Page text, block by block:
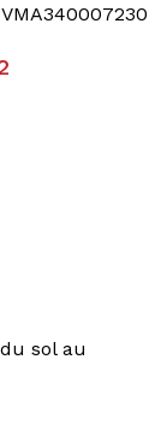
m²
sol au